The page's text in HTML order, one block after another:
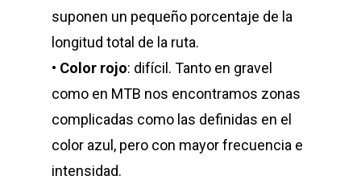
suponen un pequeño porcentaje de la
longitud total de la ruta.
• Color rojo: difícil. Tanto en gravel
como en MTB nos encontramos zonas
complicadas como las definidas en el
color azul, pero con mayor frecuencia e
intensidad.